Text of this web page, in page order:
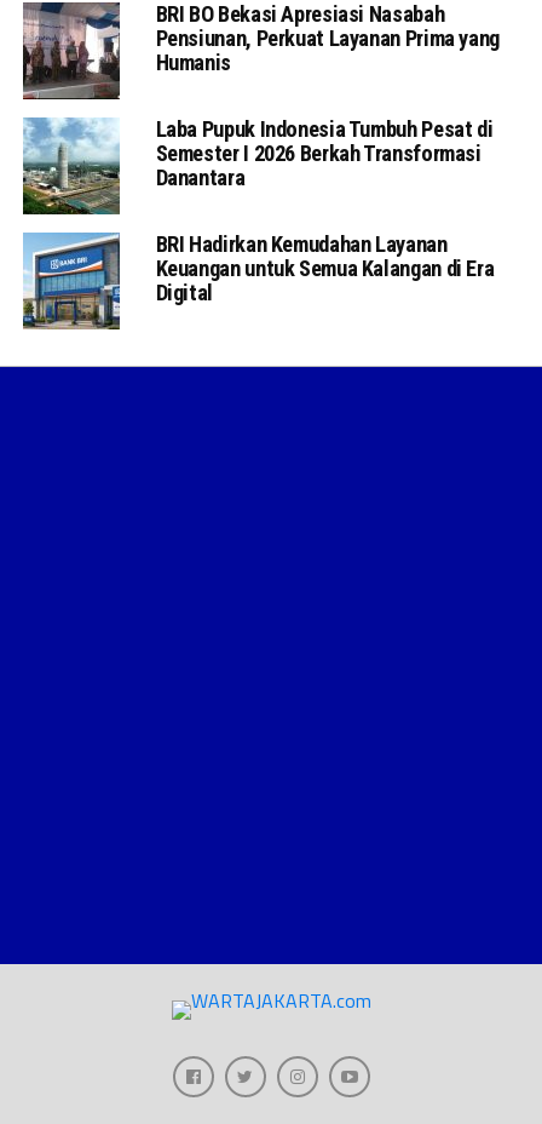
BRI BO Bekasi Apresiasi Nasabah
Pensiunan, Perkuat Layanan Prima yang
Humanis
Laba Pupuk Indonesia Tumbuh Pesat di
Semester I 2026 Berkah Transformasi
Danantara
BRI Hadirkan Kemudahan Layanan
Keuangan untuk Semua Kalangan di Era
Digital